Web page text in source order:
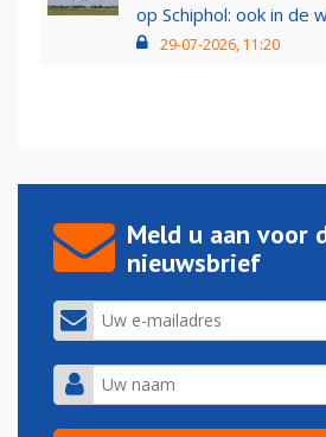
op Schiphol: ook in de
29-07-2026, 11:20
Meld u aan voor
nieuwsbrief